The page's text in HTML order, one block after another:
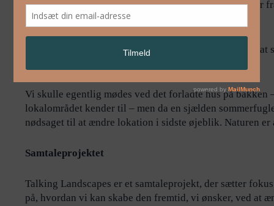
efterladt et totalt forandret naturområde med dybe spor
hvad? En pløjemark?
Er det i virkeligheden en fantastisk unik mulighed for at
Vi skulle egentlig mødes ved det forladte hus på bakken
lokalområdet kender til – men da en sjælden
nødsaget til at ændre lokation i sidste øjeblik. Naturen
Samtaleprojektet
Talking Landscapes er et samtaleprojekt, der sætter
på, hvordan vi kan skabe den fremtid, vi ønsker, ved at